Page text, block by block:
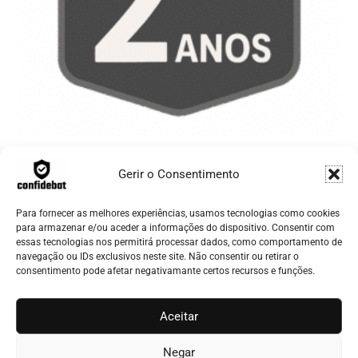
Gerir o Consentimento
Para fornecer as melhores experiências, usamos tecnologias como cookies
para armazenar e/ou aceder a informações do dispositivo. Consentir com
essas tecnologias nos permitirá processar dados, como comportamento de
navegação ou IDs exclusivos neste site. Não consentir ou retirar o
consentimento pode afetar negativamante certos recursos e funções.
Aceitar
Negar
Sem categoria
Extensão de garantia de +2 anos
Adicionar
© 2026 - CONFIDEBAT